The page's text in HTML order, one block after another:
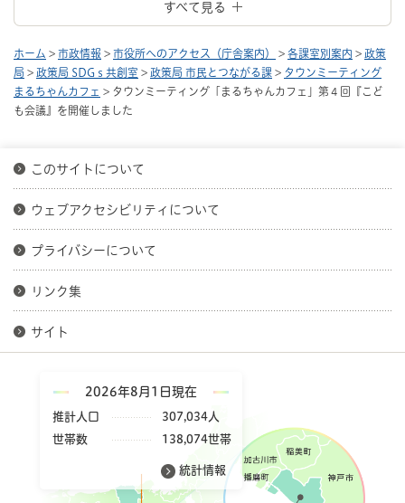
すべて見る
ホーム > 市政情報 > 市役所へのアクセス（庁舎案内） > 各課室別案内 > 政策
局 > 政策局 SDGｓ共創室 > 政策局 市民とつながる課 > タウンミーティング
まるちゃんカフェ > タウンミーティング「まるちゃんカフェ」第４回『こど
も会議』を開催しました
このサイトについて
ウェブアクセシビリティについて
プライバシーについて
リンク集
サイト
2026年8月1日現在
推計人口
307,034人
世帯数
138,074世帯
統計情報